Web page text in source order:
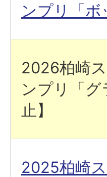
ンプリ「ボ
2026柏崎
ンプリ「
止】
2025柏崎